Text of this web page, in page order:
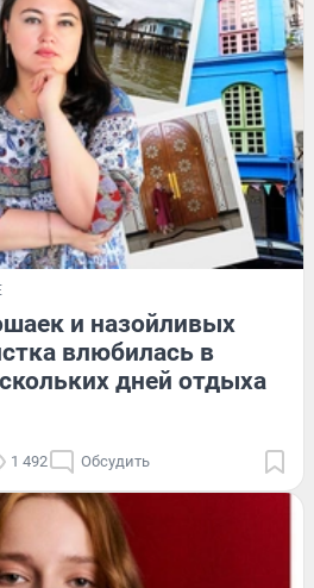
и назойливых
влюбилась в
дней отдыха
1 492 Обсудить